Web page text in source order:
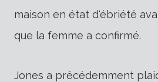
maison en état d'ébriété
que la femme a confirmé.
Jones a précédemment